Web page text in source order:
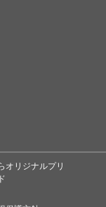
オリジナルプリ